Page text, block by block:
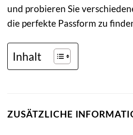
und probieren Sie
die perfekte Passform zu
Inhalt
ZUSÄTZLICHE